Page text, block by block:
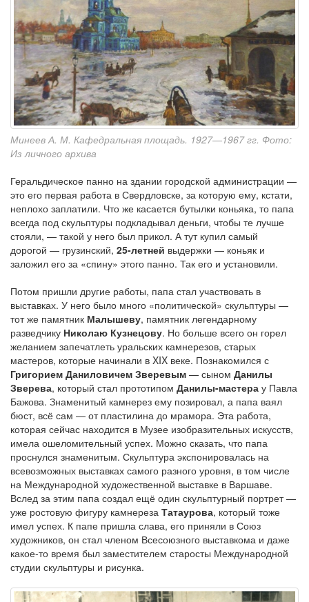
Минеев А. М. Кафедральная площадь. 1927—1967 гг. Фото:
Из личного архива
Геральдическое панно на здании городской администрации —
это его первая работа в Свердловске, за которую ему, кстати,
неплохо заплатили. Что же касается бутылки коньяка, то папа
всегда под скульптуры подкладывал деньги, чтобы те лучше
стояли, — такой у него был прикол. А тут купил самый
дорогой — грузинский, 25-летней выдержки — коньяк и
заложил его за «спину» этого панно. Так его и установили.
Потом пришли другие работы, папа стал участвовать в
выставках. У него было много «политической» скульптуры —
тот же памятник Малышеву, памятник легендарному
разведчику Николаю Кузнецову. Но больше всего он горел
желанием запечатлеть уральских камнерезов, старых
мастеров, которые начинали в XIX веке. Познакомился с
Григорием Даниловичем Зверевым — сыном Данилы
Зверева, который стал прототипом Данилы-мастера у Павла
Бажова. Знаменитый камнерез ему позировал, а папа ваял
бюст, всё сам — от пластилина до мрамора. Эта работа,
которая сейчас находится в Музее изобразительных искусств,
имела ошеломительный успех. Можно сказать, что папа
проснулся знаменитым. Скульптура экспонировалась на
всевозможных выставках самого разного уровня, в том числе
на Международной художественной выставке в Варшаве.
Вслед за этим папа создал ещё один скульптурный портрет —
уже ростовую фигуру камнереза Татаурова, который тоже
имел успех. К папе пришла слава, его приняли в Союз
художников, он стал членом Всесоюзного выставкома и даже
какое-то время был заместителем старосты Международной
студии скульптуры и рисунка.